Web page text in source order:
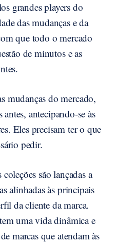
grandes players do
das mudanças e da
que todo o mercado
de minutos e as
mudanças do mercado,
antecipando-se às
Eles precisam ter o que
pedir.
são lançadas a
alinhadas às principais
da cliente da marca.
uma vida dinâmica e
marcas que atendam às